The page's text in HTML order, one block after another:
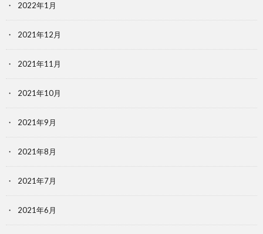
2022年1月
2021年12月
2021年11月
2021年10月
2021年9月
2021年8月
2021年7月
2021年6月